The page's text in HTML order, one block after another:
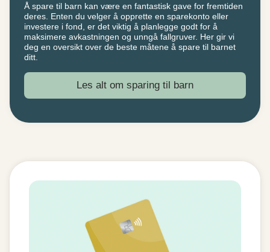
Å spare til barn kan være en fantastisk gave for fremtiden
deres. Enten du velger å opprette en sparekonto eller
investere i fond, er det viktig å planlegge godt for å
maksimere avkastningen og unngå fallgruver. Her gir vi
deg en oversikt over de beste måtene å spare til barnet
ditt.
Les alt om sparing til barn